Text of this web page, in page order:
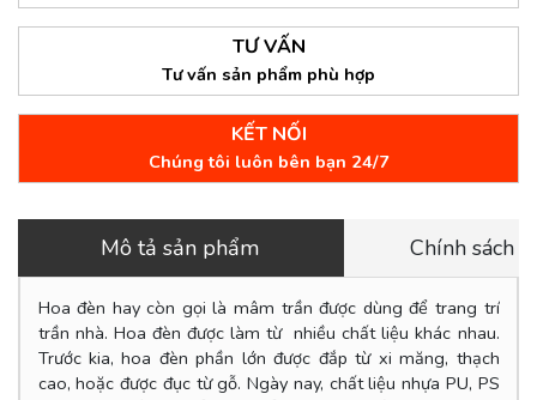
TƯ VẤN
Tư vấn sản phẩm phù hợp
KẾT NỐI
Chúng tôi luôn bên bạn 24/7
Mô tả sản phẩm Chính sách
Hoa đèn hay còn gọi là mâm trần được dùng để trang trí
trần nhà. Hoa đèn được làm từ nhiều chất liệu khác nhau.
Trước kia, hoa đèn phần lớn được đắp từ xi măng, thạch
cao, hoặc được đục từ gỗ. Ngày nay, chất liệu nhựa PU, PS